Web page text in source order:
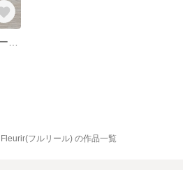
フルリール) の作品一覧